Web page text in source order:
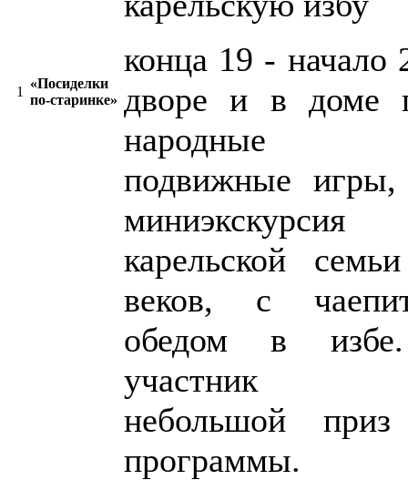
1
«Посиделки
по-старинке»
конца 19 - начало
дворе и в доме
народные
подвижные игры,
карельской
веков, с
обедом в
участник
небольшой
программы.